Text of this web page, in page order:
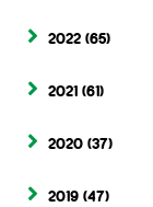
2022 (65)
2021 (61)
2020 (37)
2019 (47)